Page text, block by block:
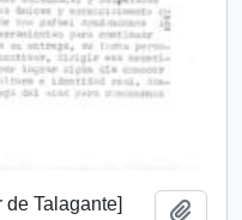
Talagante]